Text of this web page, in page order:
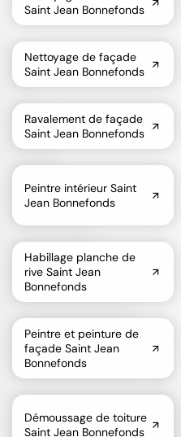
Saint Jean Bonnefonds
Nettoyage de façade
Saint Jean Bonnefonds
Ravalement de façade
Saint Jean Bonnefonds
Peintre intérieur Saint
Jean Bonnefonds
Habillage planche de
rive Saint Jean
Bonnefonds
Peintre et peinture de
façade Saint Jean
Bonnefonds
Démoussage de toiture
Saint Jean Bonnefonds